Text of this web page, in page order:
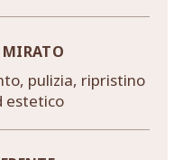
MIRATO
pulizia, ripristino
estetico